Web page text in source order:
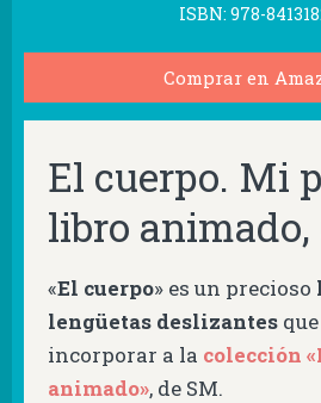
ISBN: 978-
Comprar en
El cuerpo. Mi
libro animado,
«El cuerpo» es un precioso
lengüetas deslizantes
incorporar a la colección
animado», de SM.